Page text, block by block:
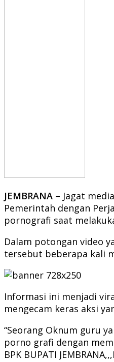
JEMBRANA – Jagat
Pemerintah dengan
pornografi saat
Dalam potongan video
tersebut beberapa kali
Informasi ini menjadi
mengecam keras aksi
“Seorang Oknum guru
porno grafi dengan
BPK BUPATI